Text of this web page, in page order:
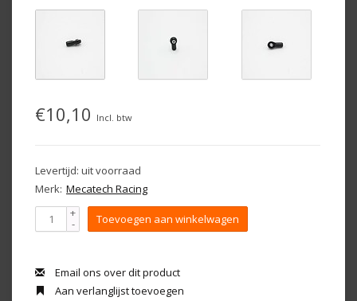
€10,10 Incl. btw
Levertijd: uit voorraad
Merk: Mecatech Racing
+
- Toevoegen aan winkelwagen
Email ons over dit product
Aan verlanglijst toevoegen